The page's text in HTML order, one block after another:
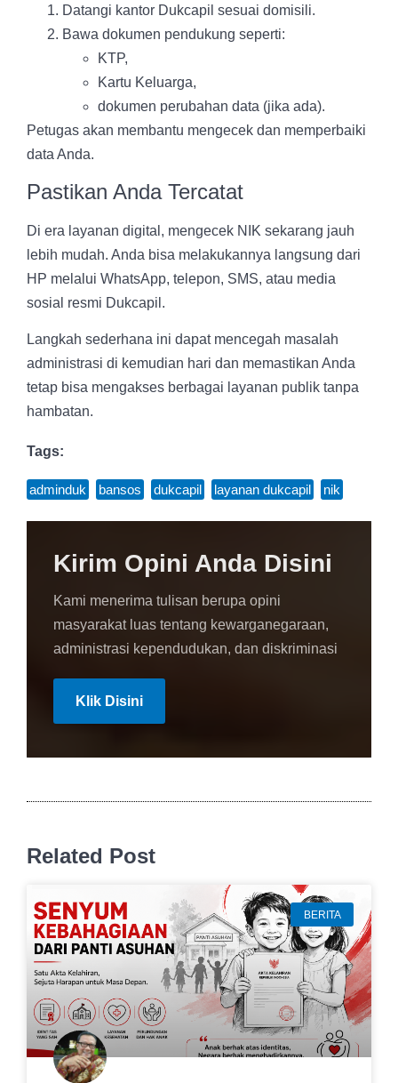
Datangi kantor Dukcapil sesuai domisili.
Bawa dokumen pendukung seperti:
KTP,
Kartu Keluarga,
dokumen perubahan data (jika ada).
Petugas akan membantu mengecek dan memperbaiki
data Anda.
Pastikan Anda Tercatat
Di era layanan digital, mengecek NIK sekarang jauh
lebih mudah. Anda bisa melakukannya langsung dari
HP melalui WhatsApp, telepon, SMS, atau media
sosial resmi Dukcapil.
Langkah sederhana ini dapat mencegah masalah
administrasi di kemudian hari dan memastikan Anda
tetap bisa mengakses berbagai layanan publik tanpa
hambatan.
Tags:
adminduk bansos dukcapil layanan dukcapil nik
Kirim Opini Anda Disini
Kami menerima tulisan berupa opini
masyarakat luas tentang kewarganegaraan,
administrasi kependudukan, dan diskriminasi
Klik Disini
Related Post
BERITA